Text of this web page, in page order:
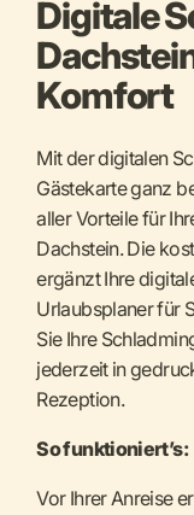
Digitale
Komfort
Mit der digitalen
Gästekarte ganz
aller Vorteile für
Dachstein. Die
ergänzt Ihre
Urlaubsplaner für
Sie Ihre
jederzeit in
Rezeption.
So funktioniert’s:
Vor Ihrer Anreise